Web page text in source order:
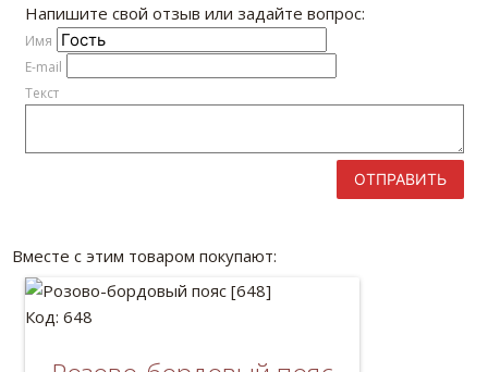
Напишите свой отзыв или задайте вопрос:
Имя
E-mail
Текст
ОТПРАВИТЬ
Вместе с этим товаром покупают:
Код: 648